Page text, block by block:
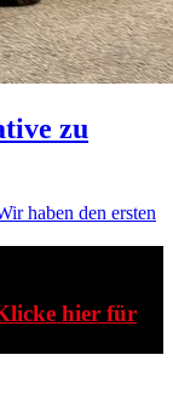
zu
haben den ersten
hier für